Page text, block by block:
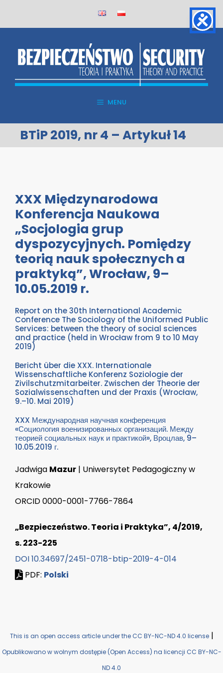
MENU
BTiP 2019, nr 4 – Artykuł 14
XXX Międzynarodowa
Konferencja Naukowa
„Socjologia grup
dyspozycyjnych. Pomiędzy
teorią nauk społecznych a
praktyką”, Wrocław, 9–
10.05.2019 r.
Report on the 30th International Academic
Conference The Sociology of the Uniformed Public
Services: between the theory of social sciences
and practice (held in Wrocław from 9 to 10 May
2019)
Bericht über die XXX. Internationale
Wissenschaftliche Konferenz Soziologie der
Zivilschutzmitarbeiter. Zwischen der Theorie der
Sozialwissenschaften und der Praxis (Wrocław,
9.–10. Mai 2019)
XXX Международная научная конференция
«Социология военизированных организаций. Между
теорией социальных наук и практикой», Вроцлав, 9–
10.05.2019 г.
Jadwiga Mazur | Uniwersytet Pedagogiczny w
Krakowie
ORCID 0000-0001-7766-7864
„Bezpieczeństwo. Teoria i Praktyka”, 4/2019,
s. 223-225
DOI 10.34697/2451-0718-btip-2019-4-014
PDF: Polski
This is an open access article under the CC BY-NC-ND 4.0 license|
Opublikowano w wolnym dostępie (Open Access) na licencji CC BY-NC-
ND 4.0